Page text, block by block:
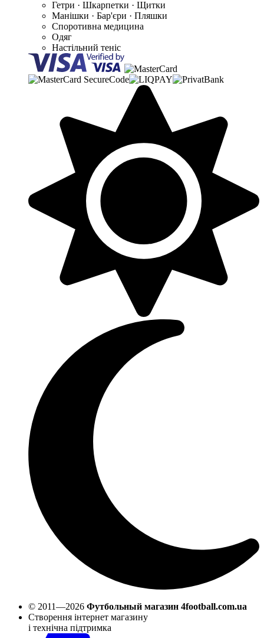
Гетри · Шкарпетки · Щитки
Манішки · Бар'єри · Пляшки
Споротивна медицина
Одяг
Настільний теніс
© 2011—2026 Футбольный магазин 4football.com.ua
Створення інтернет магазину
і технічна підтримка